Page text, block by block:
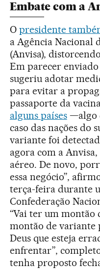
Embate com a
O presidente
a Agência Nacional
(Anvisa),
Em parecer enviado
sugeriu adotar
para evitar a
passaporte da
alguns países—algo
caso das nações do
variante foi
agora com a
aéreo. De novo,
essa negócio”,
terça-feira durante
Confederação
“Vai ter um montão
montão de variante
Deus que esteja
enfrentar”,
tenha proposto